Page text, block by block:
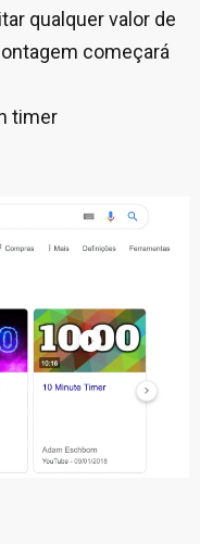
qualquer valor de
começará
timer